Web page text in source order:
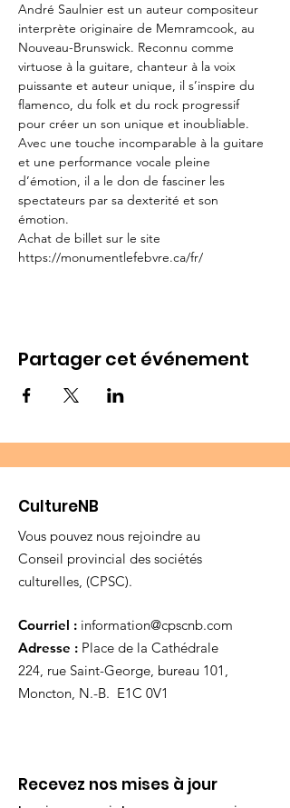
André Saulnier est un auteur compositeur
interprète originaire de Memramcook, au
Nouveau-Brunswick. Reconnu comme
virtuose à la guitare, chanteur à la voix
puissante et auteur unique, il s’inspire du
flamenco, du folk et du rock progressif
pour créer un son unique et inoubliable.
Avec une touche incomparable à la guitare
et une performance vocale pleine
d’émotion, il a le don de fasciner les
spectateurs par sa dexterité et son
émotion.
Achat de billet sur le site
https://monumentlefebvre.ca/fr/
Partager cet événement
CultureNB
Vous pouvez nous rejoindre au
Conseil provincial des sociétés
culturelles, (CPSC).
Courriel : information@cpscnb.com
Adresse : Place de la Cathédrale
224, rue Saint-George, bureau 101,
Moncton, N.-B. E1C 0V1
Recevez nos mises à jour